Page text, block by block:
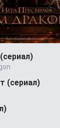
(сериал)